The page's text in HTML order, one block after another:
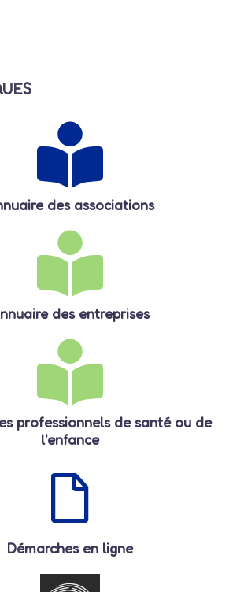
des associations
des entreprises
professionnels de santé ou de
l'enfance
Démarches en ligne